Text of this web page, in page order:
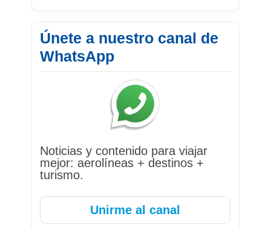
Únete a nuestro canal de
WhatsApp
Noticias y contenido para viajar
mejor: aerolíneas + destinos +
turismo.
Unirme al canal